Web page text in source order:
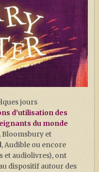
jours
d’utilisation des
du monde
et
, Audible ou encore
et audiolivres), ont
dispositif autour des